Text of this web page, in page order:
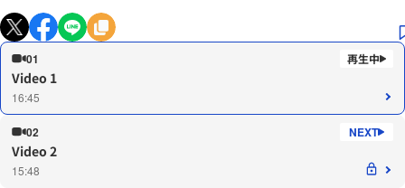
01
Video 1
16:45
02
Video 2
15:48